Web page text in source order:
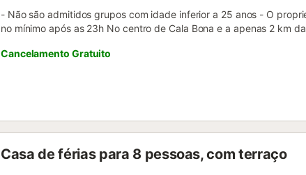
- Não são admitidos grupos com idade inferior a 25 anos - O
no mínimo após as 23h No centro de Cala Bona e a apenas 2 km
pisos, esta casa de férias com quartos luminosos e arquitetura
de banho, 3 salas de estar e uma cozinha bem equipada. As
cadeira de bebé, um berço, uma cama extra e uma área de
o seu jardim mediterrânico à sombra de palmeiras, uma piscina,
nada a desejar. Com uma localização ideal, lojas, restaurantes e
Cancelamento Gratuito
Casa de férias para 8 pessoas, com terraço